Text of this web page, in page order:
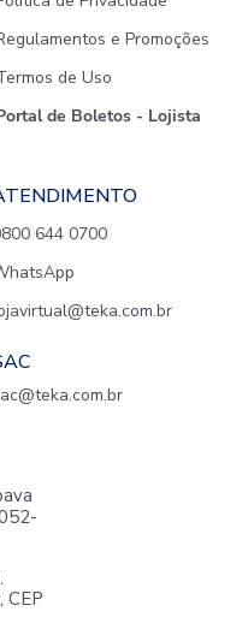
e Promoções
de Uso
de Boletos - Lojista
644 0700
CEP